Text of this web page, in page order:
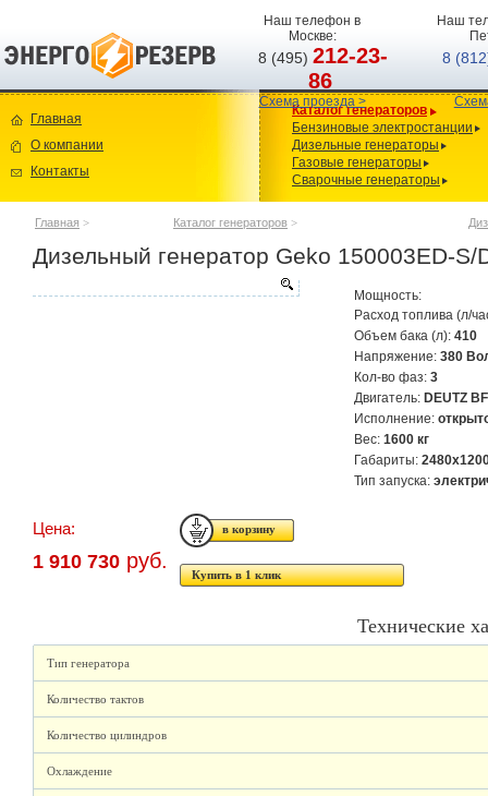
Наш телефон в
Москве:
8 (495)212-23-
86
Схема проезда >
Наш
8
Главная
О компании
Контакты
Каталог генераторов
Бензиновые электростанции
Дизельные генераторы
Газовые генераторы
Сварочные генераторы
Главная > Каталог генераторов >
Дизельный генератор Geko 150003ED-S/
Мощность:
Расход топлива (л/
Объем бака (л): 410
Напряжение: 380
Кол-во фаз: 3
Двигатель: DEUTZ
Исполнение:
Вес: 1600 кг
Габариты:
Тип запуска:
Цена:
1 910 730 руб.
Купить в 1 клик
Технические
Тип генератора
Количество тактов
Количество цилиндров
Охлаждение